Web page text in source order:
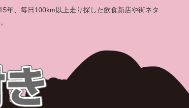
年、毎日100km以上走り探した飲食新店や街ネタ